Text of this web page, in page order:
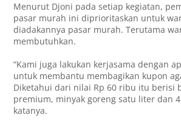
Menurut Djoni pada setiap kegiatan,
pasar murah ini diprioritaskan untuk
diadakannya pasar murah. Terutama
membutuhkan.
“Kami juga lakukan kerjasama dengan
untuk membantu membagikan kupon
Diketahui dari nilai Rp 60 ribu itu berisi
premium, minyak goreng satu liter dan
katanya.